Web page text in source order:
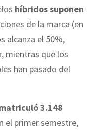
híbridos suponen
de la marca (en
alcanza el 50%,
mientras que los
han pasado del
3.148
el primer semestre,